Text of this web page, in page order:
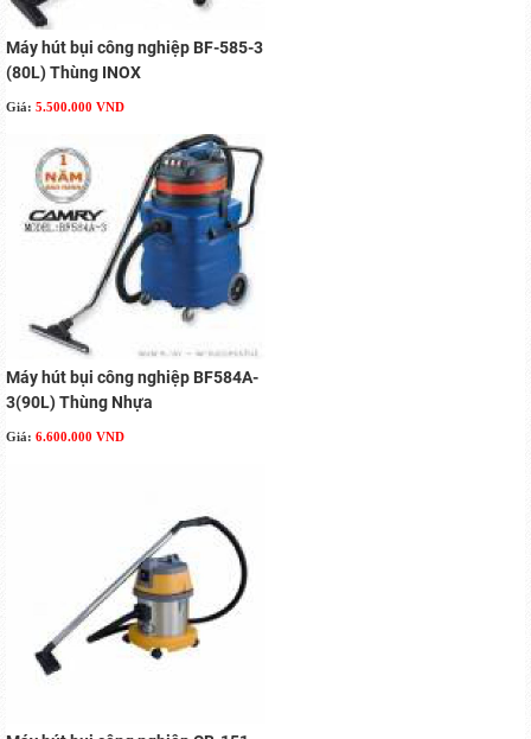
Máy hút bụi công nghiệp BF-585-3
(80L) Thùng INOX
Giá: 5.500.000 VND
Máy hút bụi công nghiệp BF584A-
3(90L) Thùng Nhựa
Giá: 6.600.000 VND